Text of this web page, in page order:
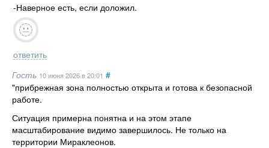
-Наверное есть, если доложил.
ответить
Гость 10 июня 2026в 20:01 #
"прибрежная зона полностью открыта и готова к безопасной
работе.
Ситуация примерна понятна и на этом этапе
масштабирование видимо завершилось. Не только на
территории Мираклеонов.